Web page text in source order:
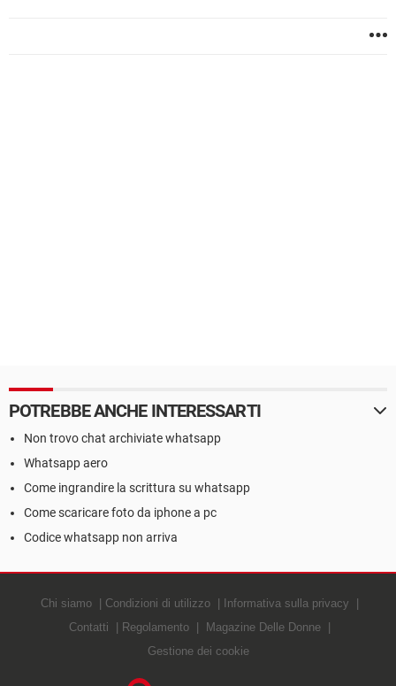
POTREBBE ANCHE INTERESSARTI
Non trovo chat archiviate whatsapp
Whatsapp aero
Come ingrandire la scrittura su whatsapp
Come scaricare foto da iphone a pc
Codice whatsapp non arriva
Chi siamo Condizioni di utilizzo
Informativa sulla privacy
Contatti
Regolamento
Magazine Delle Donne
Gestione dei cookie